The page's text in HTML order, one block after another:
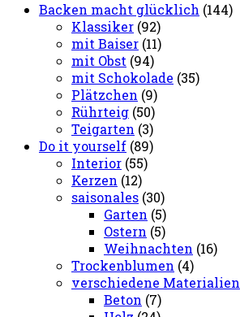
Backen macht glücklich (144)
Klassiker (92)
mit Baiser (11)
mit Obst (94)
mit Schokolade (35)
Plätzchen (9)
Rührteig (50)
Teigarten (3)
Do it yourself (89)
Interior (55)
Kerzen (12)
saisonales (30)
Garten (5)
Ostern (5)
Weihnachten (16)
Trockenblumen (4)
verschiedene Materialien
Beton (7)